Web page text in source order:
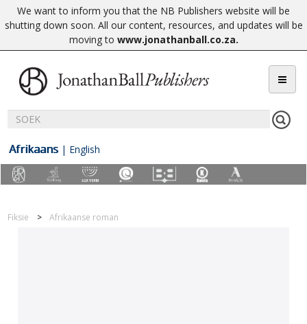
We want to inform you that the NB Publishers website will be
shutting down soon. All our content, resources, and updates will be
moving to www.jonathanball.co.za.
Afrikaans | English
Fiksie Afrikaanse roman